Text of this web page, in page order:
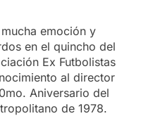
emoción y
en el quincho del
Ex Futbolistas
al director
Aniversario del
de 1978.